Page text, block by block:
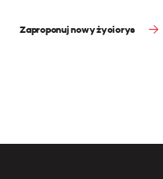
Zaproponuj nowy życiorys